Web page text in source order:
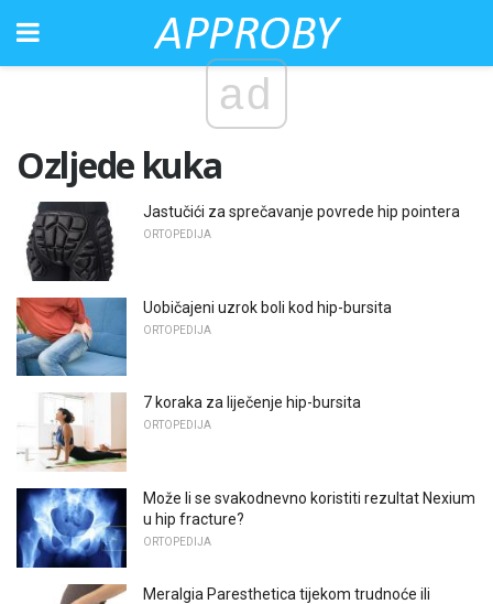
ad
Ozljede kuka
Jastučići za sprečavanje povrede hip pointera
ORTOPEDIJA
Uobičajeni uzrok boli kod hip-bursita
ORTOPEDIJA
7 koraka za liječenje hip-bursita
ORTOPEDIJA
Može li se svakodnevno koristiti rezultat Nexium
u hip fracture?
ORTOPEDIJA
Meralgia Paresthetica tijekom trudnoće ili